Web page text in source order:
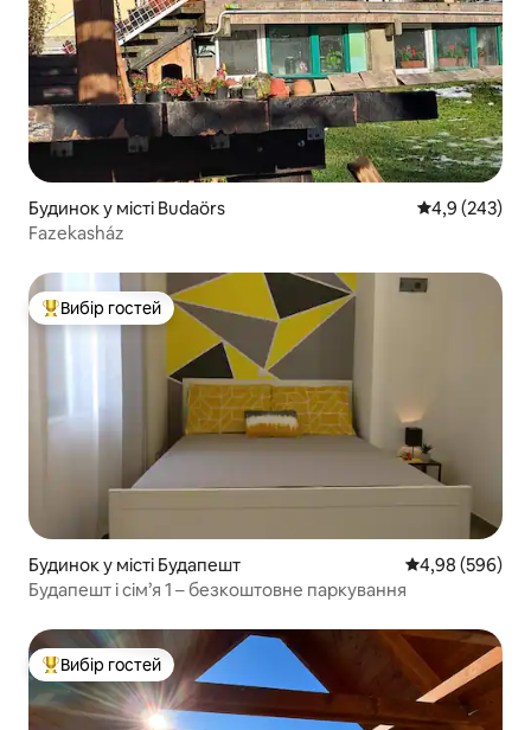
Будинок у місті Budaörs Середня
4,9 (243)
Fazekasház
Топ вибір гостей
Вибір гостей
Будинок у місті Будапешт Середня
4,98 (596)
Будапешт і сім’я 1 – безкоштовне паркування
Топ вибір гостей
Вибір гостей